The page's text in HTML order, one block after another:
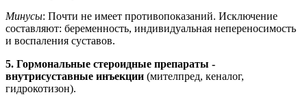
Минусы: Почти не имеет противопоказаний. Исключение
составляют: беременность, индивидуальная непереносимость
и воспаления суставов.
5. Гормональные стероидные препараты -
внутрисуставные инъекции (мителпред, кеналог,
гидрокотизон).